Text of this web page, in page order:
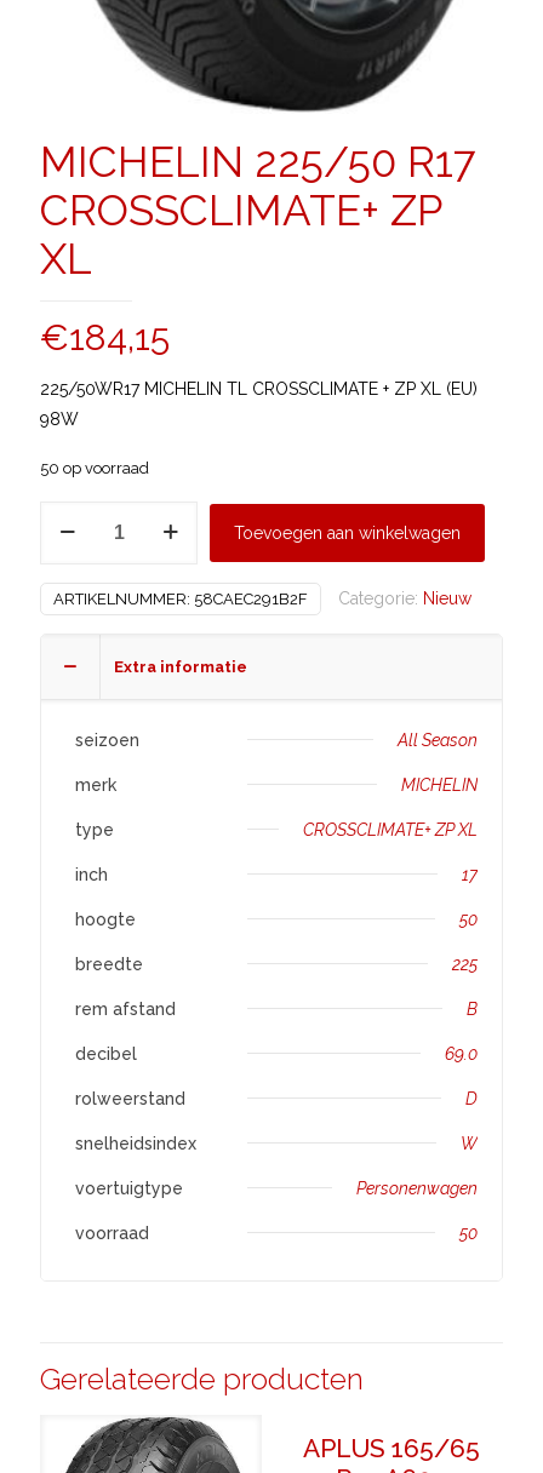
MICHELIN 225/50 R17
CROSSCLIMATE+ ZP
XL
€184,15
225/50WR17 MICHELIN TL CROSSCLIMATE + ZP XL (EU)
98W
50 op voorraad
CROSSCLIMATE+
Toevoegen aan winkelwagen
ARTIKELNUMMER: 58CAEC291B2F Categorie: Nieuw
Extra informatie
seizoen All Season
merk MICHELIN
type CROSSCLIMATE+ ZP XL
inch 17
hoogte 50
breedte 225
rem afstand B
decibel 69.0
rolweerstand D
snelheidsindex W
voertuigtype Personenwagen
voorraad 50
Gerelateerde producten
APLUS 165/65